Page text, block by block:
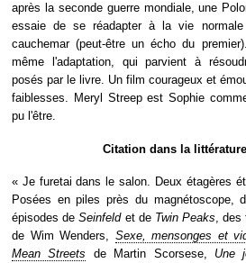
après la seconde guerre mondiale, une
essaie de se réadapter à la vie
cauchemar (peut-être un écho du
même l'adaptation, qui parvient à
posés par le livre. Un film courageux et
faiblesses. Meryl Streep est Sophie
pu l'être.
Citation dans la
« Je furetai dans le salon. Deux étagères
Posées en piles près du magnétoscope,
épisodes deSeinfeldet de Twin Peaks ,
de Wim Wenders, Sexe, mensonges et
Mean Streets de Martin Scorsese, Une